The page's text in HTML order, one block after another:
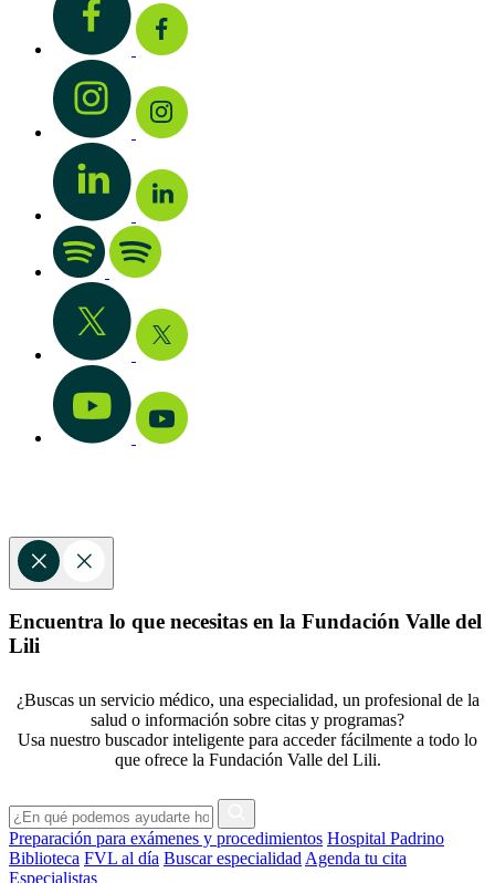
Encuentra lo que necesitas en la Fundación Valle del
Lili
¿Buscas un servicio médico, una especialidad, un profesional de la
salud o información sobre citas y programas?
Usa nuestro buscador inteligente para acceder fácilmente a todo lo
que ofrece la Fundación Valle del Lili.
Preparación para exámenes y procedimientos Hospital Padrino
Biblioteca FVL al día Buscar especialidad Agenda tu cita
Especialistas